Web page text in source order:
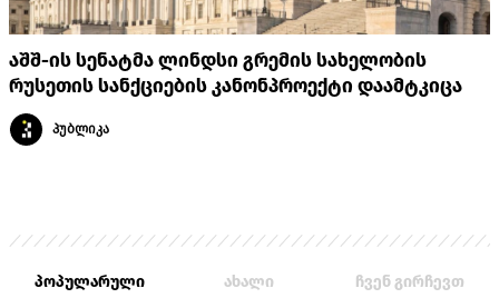
აშშ-ის სენატმა ლინდსი გრემის სახელობის
რუსეთის სანქციების კანონპროექტი დაამტკიცა
პუბლიკა
პოპულარული ახალი ჩვენ გირჩევთ